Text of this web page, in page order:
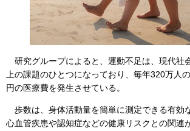
研究グループによると、運動不足は、現代社
上の課題のひとつになっており、毎年320万人
円の医療費を発生させている。
歩数は、身体活動量を簡単に測定できる有効
心血管疾患や認知症などの健康リスクとの関連